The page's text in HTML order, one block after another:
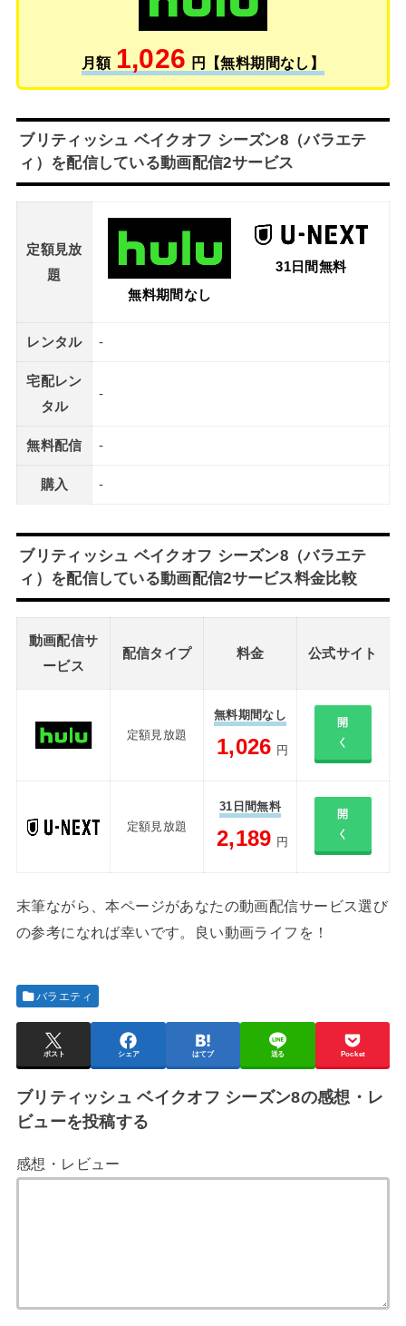
月額 1,026 円【無料期間なし】
ブリティッシュ ベイクオフ シーズン8（バラエテ
ィ）を配信している動画配信2サービス
定額見放
題
無料期間なし
31日間無料
レンタル -
宅配レン
タル
-
無料配信 -
購入 -
ブリティッシュ ベイクオフ シーズン8（バラエテ
ィ）を配信している動画配信2サービス料金比較
動画配信サ
ービス
配信タイプ 料金 公式サイト
定額見放題
無料期間なし
1,026 円
開
く
定額見放題
31日間無料
2,189 円
開
く
末筆ながら、本ページがあなたの動画配信サービス選び
の参考になれば幸いです。良い動画ライフを！
バラエティ
ポスト シェア はてブ 送る Pocket
ブリティッシュ ベイクオフ シーズン8の感想・レ
ビューを投稿する
感想・レビュー